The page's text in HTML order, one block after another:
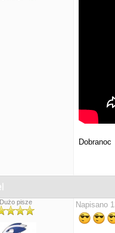
Dużo pisze Napisano